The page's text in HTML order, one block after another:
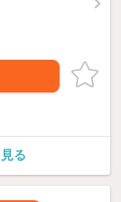
る